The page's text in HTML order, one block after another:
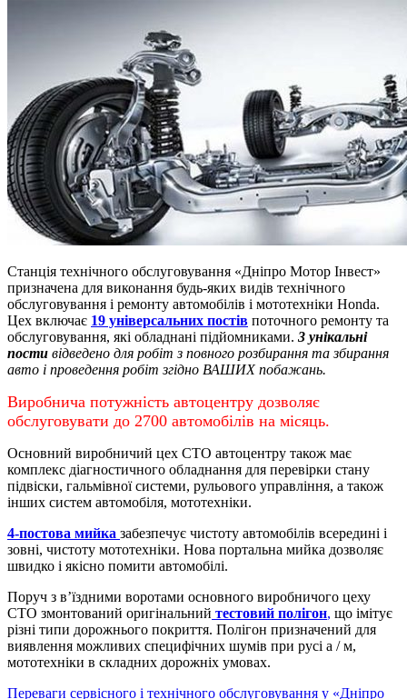
Станція технічного обслуговування «Дніпро Мотор Інвест»
призначена для виконання будь-яких видів технічного
обслуговування і ремонту автомобілів і мототехніки Honda.
Цех включає 19 універсальних постів поточного ремонту та
обслуговування, які обладнані підйомниками. 3 унікальні
пости відведено для робіт з повного розбирання та збирання
авто і проведення робіт згідно ВАШИХ побажань.
Виробнича потужність автоцентру дозволяє
обслуговувати до 2700 автомобілів на місяць.
Основний виробничий цех СТО автоцентру також має
комплекс діагностичного обладнання для перевірки стану
підвіски, гальмівної системи, рульового управління, а також
інших систем автомобіля, мототехніки.
4-постова мийка забезпечує чистоту автомобілів всередині і
зовні, чистоту мототехніки. Нова портальна мийка дозволяє
швидко і якісно помити автомобілі.
Поруч з в’їздними воротами основного виробничого цеху
СТО змонтований оригінальний тестовий полігон, що імітує
різні типи дорожнього покриття. Полігон призначений для
виявлення можливих специфічних шумів при русі а / м,
мототехніки в складних дорожніх умовах.
Переваги сервісного і технічного обслуговування у «Дніпро